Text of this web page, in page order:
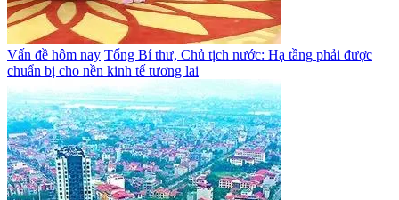
Vấn đề hôm nay Tổng Bí thư, Chủ tịch nước: Hạ tầng phải được
chuẩn bị cho nền kinh tế tương lai